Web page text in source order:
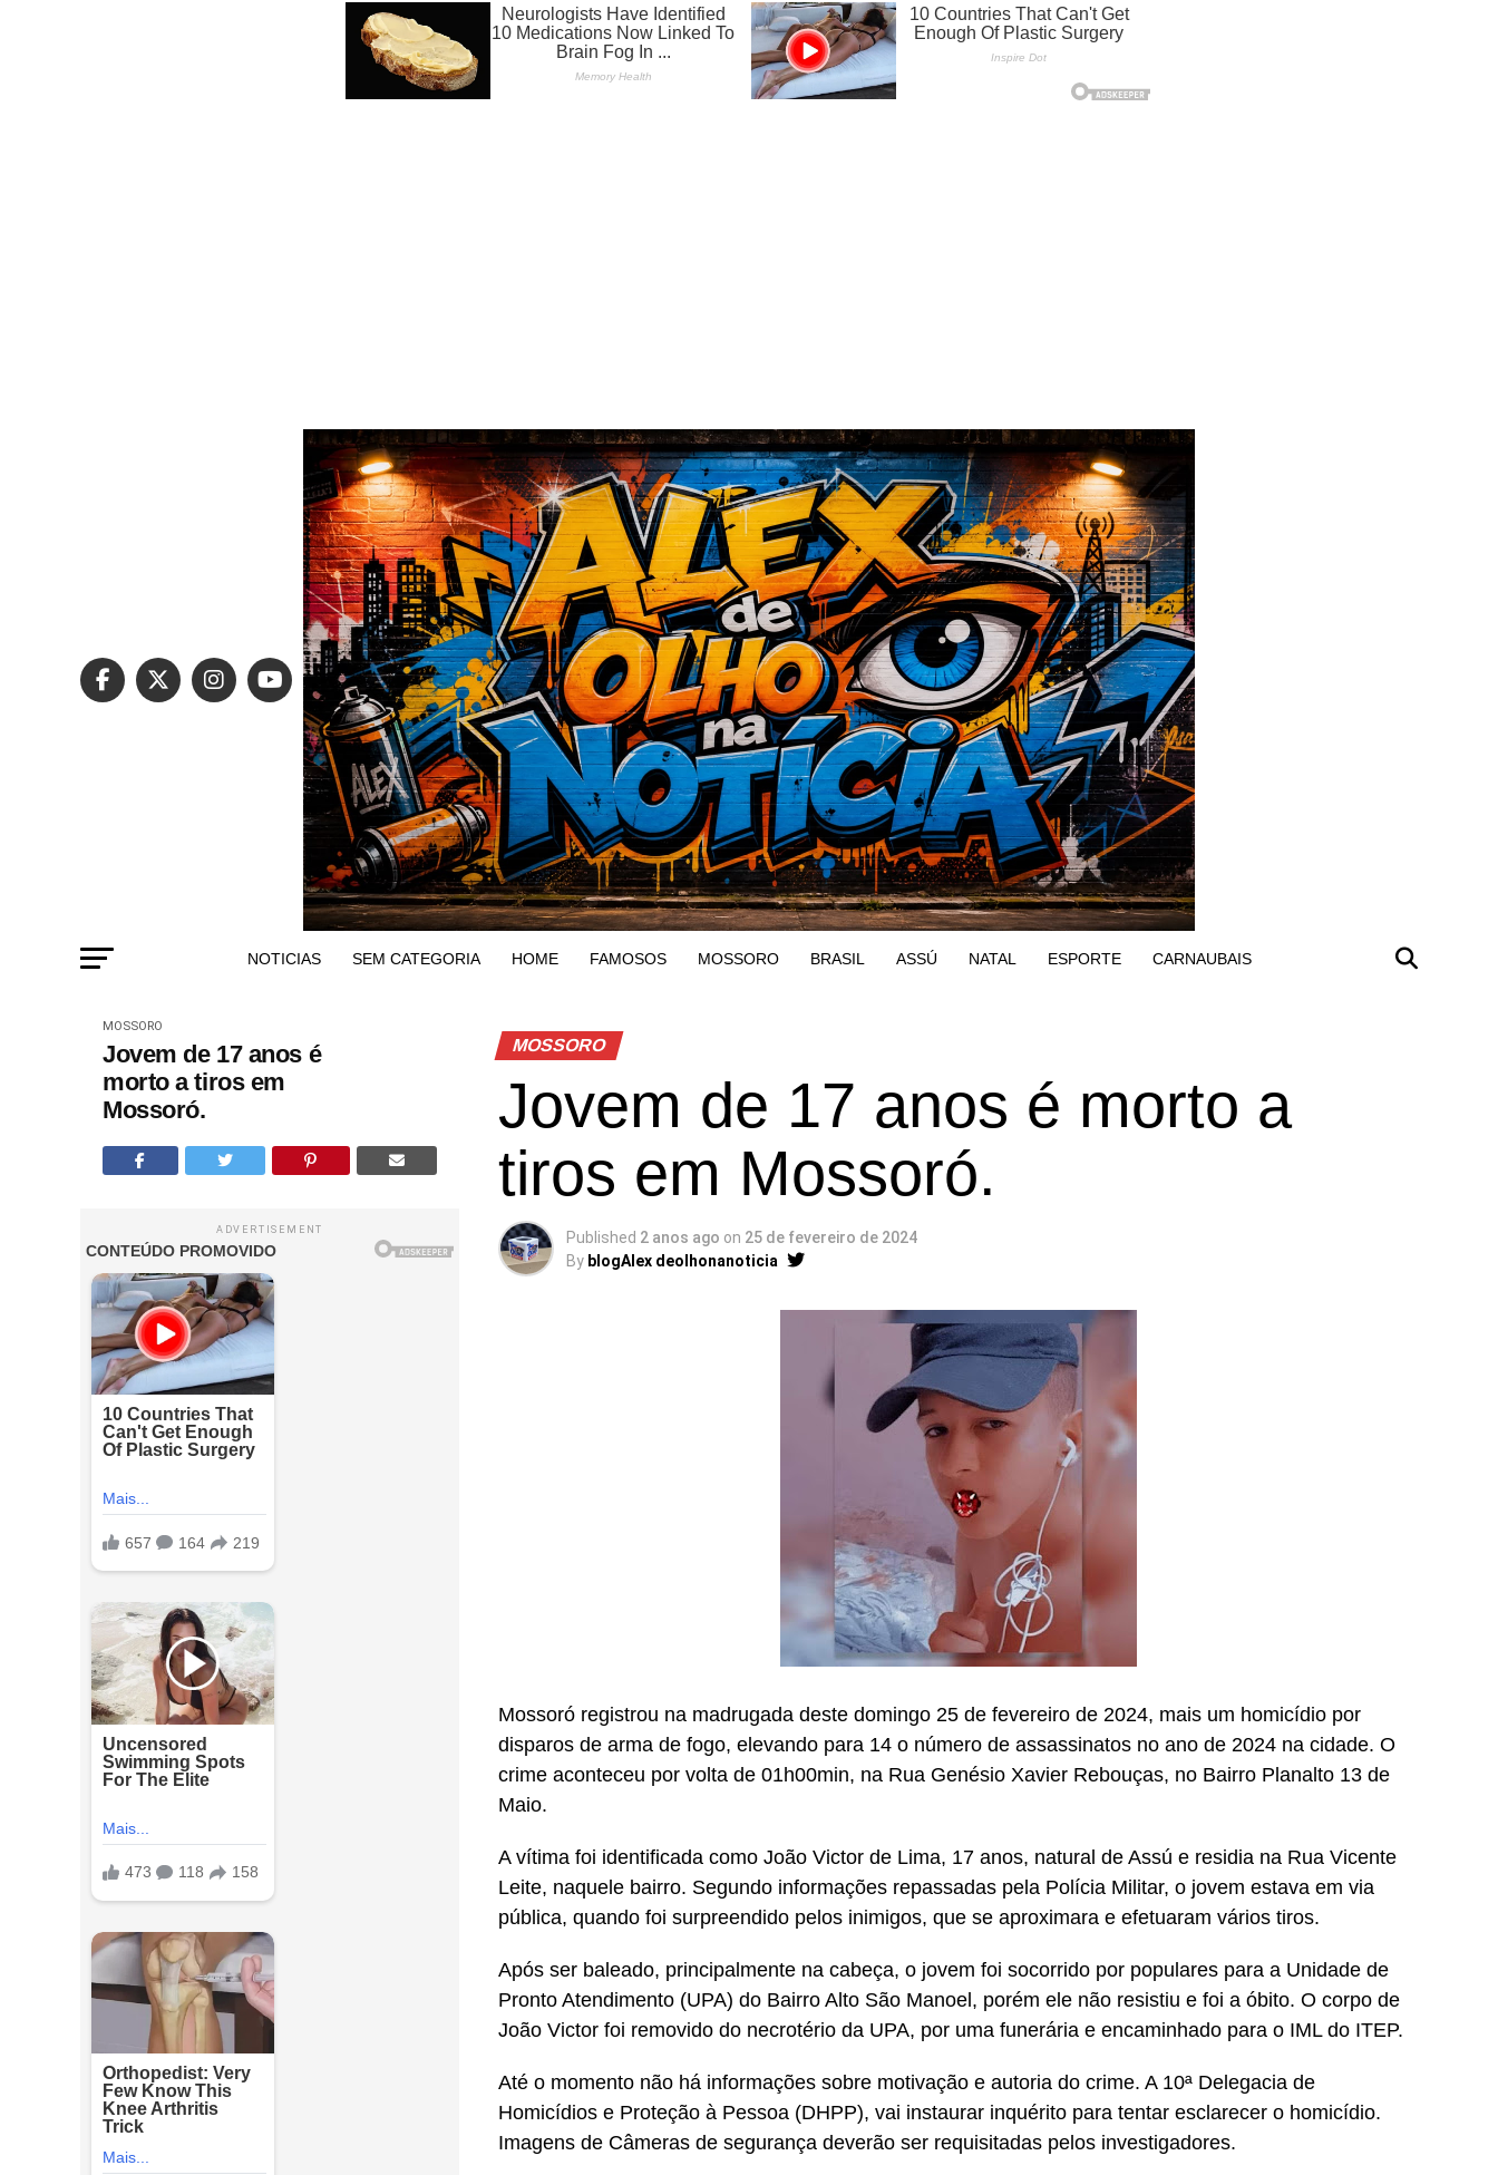
NOTICIAS SEM CATEGORIA HOME FAMOSOS MOSSORO BRASIL ASSÚ NATAL ESPORTE CARNAUBAIS
MOSSORO
Jovem de 17 anos é
morto a tiros em
Mossoró.
ADVERTISEMENT
MOSSORO
Jovem de 17 anos é morto a
tiros em Mossoró.
Published 2 anos ago on 25 de fevereiro de 2024
By blogAlex deolhonanoticia
Mossoró registrou na madrugada deste domingo 25 de fevereiro de 2024, mais um homicídio por
disparos de arma de fogo, elevando para 14 o número de assassinatos no ano de 2024 na cidade. O
crime aconteceu por volta de 01h00min, na Rua Genésio Xavier Rebouças, no Bairro Planalto 13 de
Maio.
A vítima foi identificada como João Victor de Lima, 17 anos, natural de Assú e residia na Rua Vicente
Leite, naquele bairro. Segundo informações repassadas pela Polícia Militar, o jovem estava em via
pública, quando foi surpreendido pelos inimigos, que se aproximara e efetuaram vários tiros.
Após ser baleado, principalmente na cabeça, o jovem foi socorrido por populares para a Unidade de
Pronto Atendimento (UPA) do Bairro Alto São Manoel, porém ele não resistiu e foi a óbito. O corpo de
João Victor foi removido do necrotério da UPA, por uma funerária e encaminhado para o IML do ITEP.
Até o momento não há informações sobre motivação e autoria do crime. A 10ª Delegacia de
Homicídios e Proteção à Pessoa (DHPP), vai instaurar inquérito para tentar esclarecer o homicídio.
Imagens de Câmeras de segurança deverão ser requisitadas pelos investigadores.